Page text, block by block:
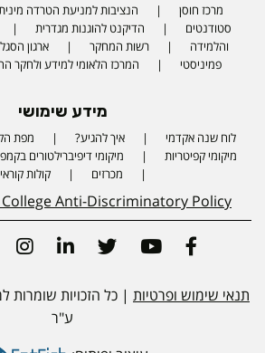
מרכז חוסן הנציבות למניעת הטרדה
סטודנטים
הדיקנט להוגנות מגדרית
והלמידה
רשות המחקר ארגון
פמיניסטי
המרכז הלאומי למידע ולחקר
מידע שימושי
לוח שנה אקדמי איך להגיע?
מפת
מיקומי קפיטריות
מיקומי דיפיברילטורים
מכרזים
קולות
Anti-Discriminatory Policy
תנאי שימוש ופרטיות | כל הזכויות
ע"ר
Facebook
Youtube
Twitter
Linkedin